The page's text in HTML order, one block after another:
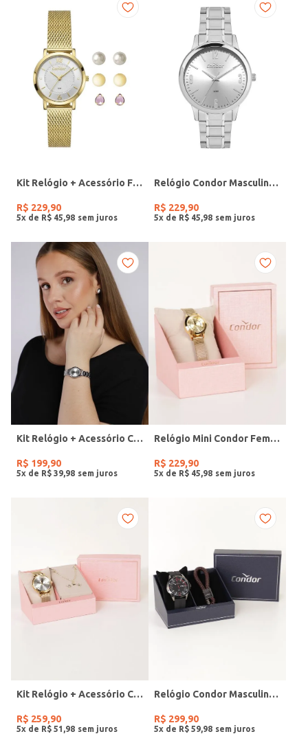
Kit Relógio + Acessório Feminino DOURADO
R$ 229,90
5x de R$ 45 98
Relógio Condor Masculino PRATA
R$ 229,90
5x de R$ 45 98
Kit Relógio + Acessório Condor Feminino PRATA
R$ 199,90
5x de R$ 39 98
Relógio Mini Condor Feminino DOURADO
R$ 229,90
5x de R$ 45 98
Kit Relógio + Acessório Condor Feminino DOURADO
R$ 259,90
5x de R$ 51 98
Relógio Condor Masculino PRETO
R$ 299,90
5x de R$ 59 98